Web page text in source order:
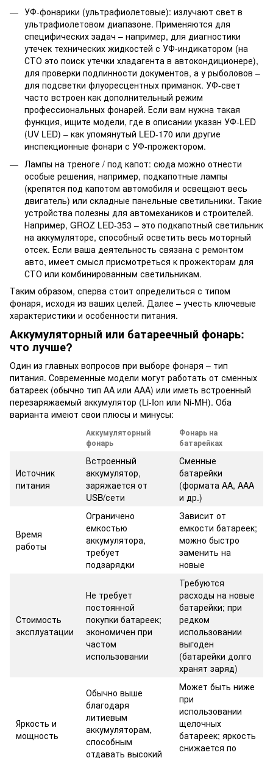
УФ-фонарики (ультрафиолетовые): излучают свет в
ультрафиолетовом диапазоне. Применяются для
специфических задач – например, для диагностики
утечек технических жидкостей с УФ-индикатором (на
СТО это поиск утечки хладагента в автокондиционере),
для проверки подлинности документов, а у рыболовов –
для подсветки флуоресцентных приманок. УФ-свет
часто встроен как дополнительный режим
профессиональных фонарей. Если вам нужна такая
функция, ищите модели, где в описании указан УФ-LED
(UV LED) – как упомянутый LED-170 или другие
инспекционные фонари с УФ-прожектором.
Лампы на треноге / под капот: сюда можно отнести
особые решения, например, подкапотные лампы
(крепятся под капотом автомобиля и освещают весь
двигатель) или складные панельные светильники. Такие
устройства полезны для автомехаников и строителей.
Например, GROZ LED-353 – это подкапотный светильник
на аккумуляторе, способный осветить весь моторный
отсек. Если ваша деятельность связана с ремонтом
авто, имеет смысл присмотреться к прожекторам для
СТО или комбинированным светильникам.
Таким образом, сперва стоит определиться с типом
фонаря, исходя из ваших целей. Далее – учесть ключевые
характеристики и особенности питания.
Аккумуляторный или батареечный фонарь:
что лучше?
Один из главных вопросов при выборе фонаря – тип
питания. Современные модели могут работать от сменных
батареек (обычно тип AA или AAA) или иметь встроенный
перезаряжаемый аккумулятор (Li-Ion или Ni-MH). Оба
варианта имеют свои плюсы и минусы:
Аккумуляторный
фонарь
Фонарь на
батарейках
Источник
питания
Встроенный
аккумулятор,
заряжается от
USB/сети
Сменные
батарейки
(формата AA, AAA
и др.)
Время
работы
Ограничено
емкостью
аккумулятора,
требует
подзарядки
Зависит от
емкости батареек;
можно быстро
заменить на
новые
Стоимость
эксплуатации
Не требует
постоянной
покупки батареек;
экономичен при
частом
использовании
Требуются
расходы на новые
батарейки; при
редком
использовании
выгоден
(батарейки долго
хранят заряд)
Яркость и
мощность
Обычно выше
благодаря
литиевым
аккумуляторам,
способным
отдавать высокий
Может быть ниже
при
использовании
щелочных
батареек; яркость
снижается по